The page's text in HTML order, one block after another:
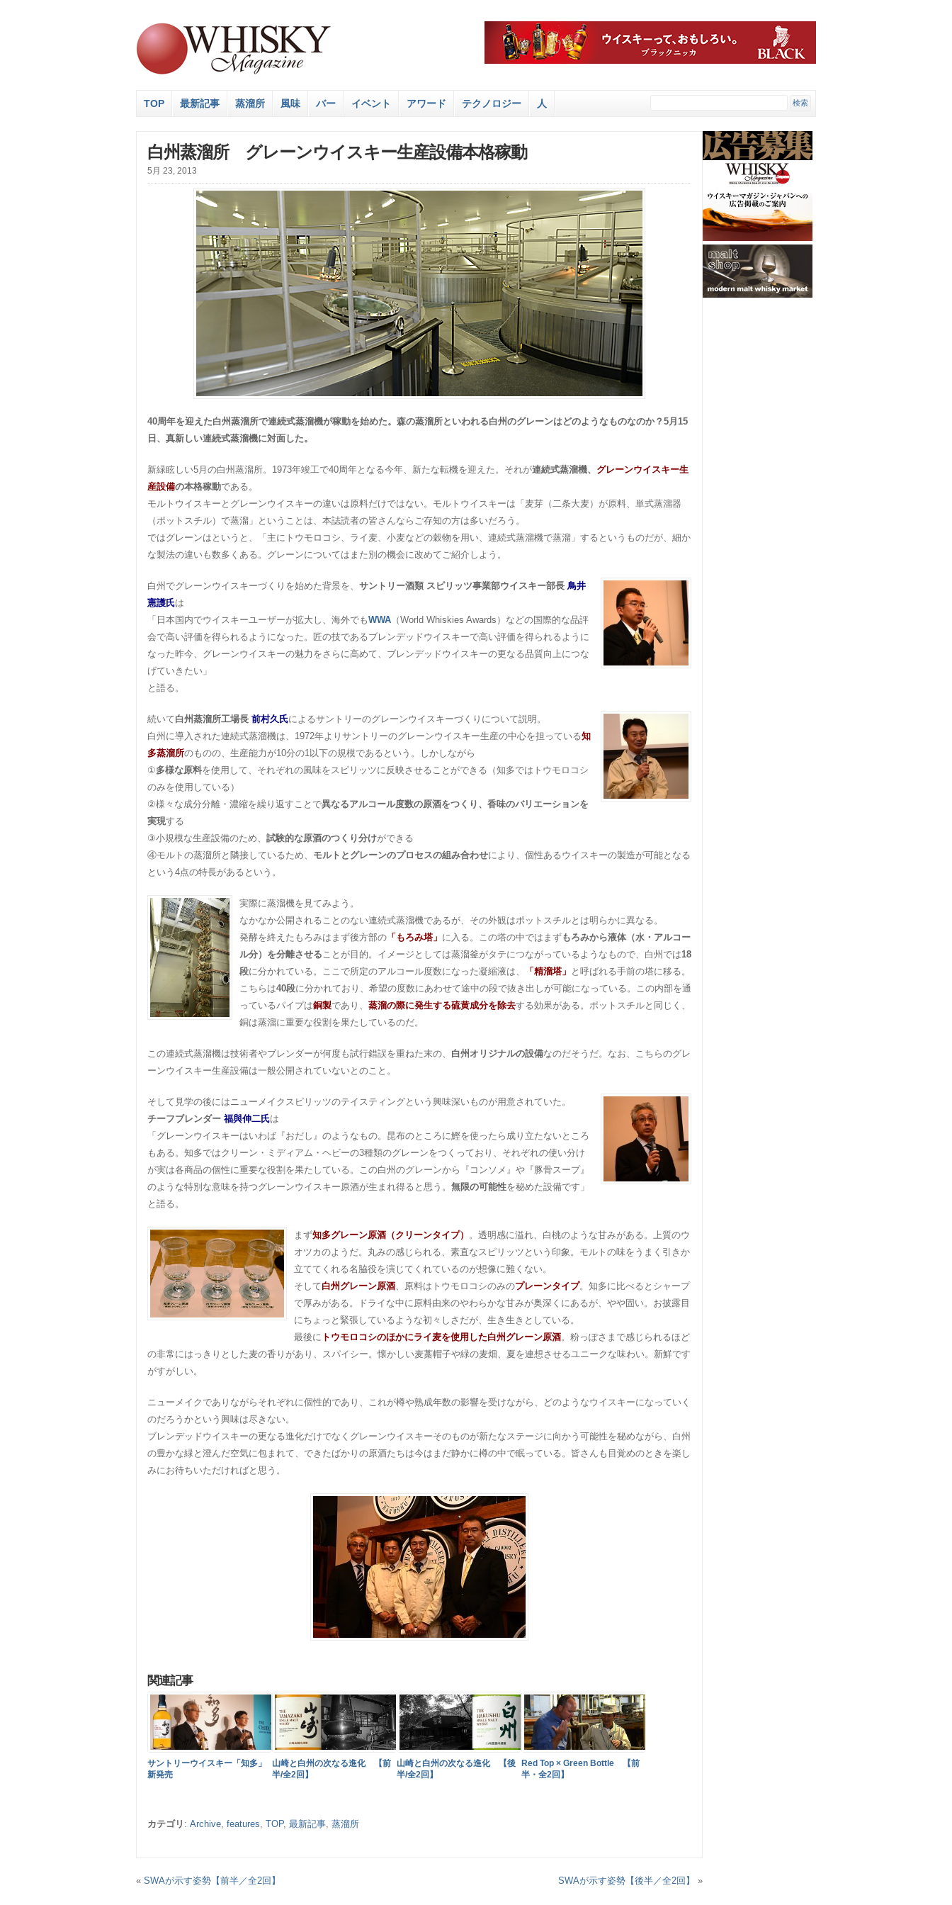
TOP 最新記事 蒸溜所 風味 バー イベント アワード テクノロジー 人
白州蒸溜所 グレーンウイスキー生産設備本格稼動
5月 23, 2013
40周年を迎えた白州蒸溜所で連続式蒸溜機が稼動を始めた。森の蒸溜所といわれる白州のグレーンはどのようなものなのか？5月15
日、真新しい連続式蒸溜機に対面した。
新緑眩しい5月の白州蒸溜所。1973年竣工で40周年となる今年、新たな転機を迎えた。それが連続式蒸溜機、 グレーンウイスキー生
産設備の本格稼動である。
モルトウイスキーとグレーンウイスキーの違いは原料だけではない。モルトウイスキーは「麦芽（二条大麦）が原料、単式蒸溜器
（ポットスチル）で蒸溜」ということは、本誌読者の皆さんならご存知の方は多いだろう。
ではグレーンはというと、「主にトウモロコシ、ライ麦、小麦などの穀物を用い、連続式蒸溜機で蒸溜」するというものだが、細か
な製法の違いも数多くある。グレーンについてはまた別の機会に改めてご紹介しよう。
白州でグレーンウイスキーづくりを始めた背景を、 サントリー酒類 スピリッツ事業部ウイスキー部長 鳥井
憲護氏は
「日本国内でウイスキーユーザーが拡大し、海外でもWWA （World Whiskies Awards）などの国際的な品評
会で高い評価を得られるようになった。匠の技であるブレンデッドウイスキーで高い評価を得られるように
なった昨今、グレーンウイスキーの魅力をさらに高めて、ブレンデッドウイスキーの更なる品質向上につな
げていきたい」
と語る。
続いて白州蒸溜所工場長 前村久氏によるサントリーのグレーンウイスキーづくりについて説明。
白州に導入された連続式蒸溜機は、1972年よりサントリーのグレーンウイスキー生産の中心を担っている知
多蒸溜所のものの、生産能力が10分の1以下の規模であるという。しかしながら
①多様な原料を使用して、それぞれの風味をスピリッツに反映させることができる（知多ではトウモロコシ
のみを使用している）
②様々な成分分離・濃縮を繰り返すことで異なるアルコール度数の原酒をつくり、香味のバリエーションを
実現する
③小規模な生産設備のため、 試験的な原酒のつくり分けができる
④モルトの蒸溜所と隣接しているため、 モルトとグレーンのプロセスの組み合わせにより、個性あるウイスキーの製造が可能となる
という4点の特長があるという。
実際に蒸溜機を見てみよう。
なかなか公開されることのない連続式蒸溜機であるが、その外観はポットスチルとは明らかに異なる。
発酵を終えたもろみはまず後方部の 「もろみ塔」 に入る。この塔の中ではまずもろみから液体（水・アルコー
ル分）を分離させることが目的。イメージとしては蒸溜釜がタテにつながっているようなもので、白州では18
段に分かれている。ここで所定のアルコール度数になった凝縮液は、 「精溜塔」 と呼ばれる手前の塔に移る。
こちらは40段に分かれており、希望の度数にあわせて途中の段で抜き出しが可能になっている。この内部を通
っているパイプは銅製であり、 蒸溜の際に発生する硫黄成分を除去する効果がある。ポットスチルと同じく、
銅は蒸溜に重要な役割を果たしているのだ。
この連続式蒸溜機は技術者やブレンダーが何度も試行錯誤を重ねた末の、 白州オリジナルの設備なのだそうだ。なお、こちらのグレ
ーンウイスキー生産設備は一般公開されていないとのこと。
そして見学の後にはニューメイクスピリッツのテイスティングという興味深いものが用意されていた。
チーフブレンダー 福與伸二氏は
「グレーンウイスキーはいわば『おだし』のようなもの。昆布のところに鰹を使ったら成り立たないところ
もある。知多ではクリーン・ミディアム・ヘビーの3種類のグレーンをつくっており、それぞれの使い分け
が実は各商品の個性に重要な役割を果たしている。この白州のグレーンから『コンソメ』や『豚骨スープ』
のような特別な意味を持つグレーンウイスキー原酒が生まれ得ると思う。 無限の可能性を秘めた設備です」
と語る。
まず知多グレーン原酒（クリーンタイプ） 。透明感に溢れ、白桃のような甘みがある。上質のウ
オツカのようだ。丸みの感じられる、素直なスピリッツという印象。モルトの味をうまく引きか
立ててくれる名脇役を演じてくれているのが想像に難くない。
そして白州グレーン原酒、原料はトウモロコシのみのプレーンタイプ。知多に比べるとシャープ
で厚みがある。ドライな中に原料由来のやわらかな甘みが奥深くにあるが、やや固い。お披露目
にちょっと緊張しているような初々しさだが、生き生きとしている。
最後に トウモロコシのほかにライ麦を使用した白州グレーン原酒。粉っぽさまで感じられるほど
の非常にはっきりとした麦の香りがあり、スパイシー。懐かしい麦藁帽子や緑の麦畑、夏を連想させるユニークな味わい。新鮮です
がすがしい。
ニューメイクでありながらそれぞれに個性的であり、これが樽や熟成年数の影響を受けながら、どのようなウイスキーになっていく
のだろうかという興味は尽きない。
ブレンデッドウイスキーの更なる進化だけでなくグレーンウイスキーそのものが新たなステージに向かう可能性を秘めながら、白州
の豊かな緑と澄んだ空気に包まれて、できたばかりの原酒たちは今はまだ静かに樽の中で眠っている。皆さんも目覚めのときを楽し
みにお待ちいただければと思う。
関連記事
サントリーウイスキー「知多」
新発売
山崎と白州の次なる進化 【前
半/全2回】
山崎と白州の次なる進化 【後
半/全2回】
Red Top × Green Bottle 【前
半・全2回】
カテゴリ : Archive features TOP, 最新記事 蒸溜所
« SWAが示す姿勢【前半／全2回】 SWAが示す姿勢【後半／全2回】 »